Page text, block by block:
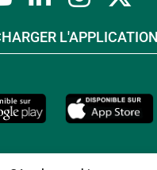
L'APPLICATION